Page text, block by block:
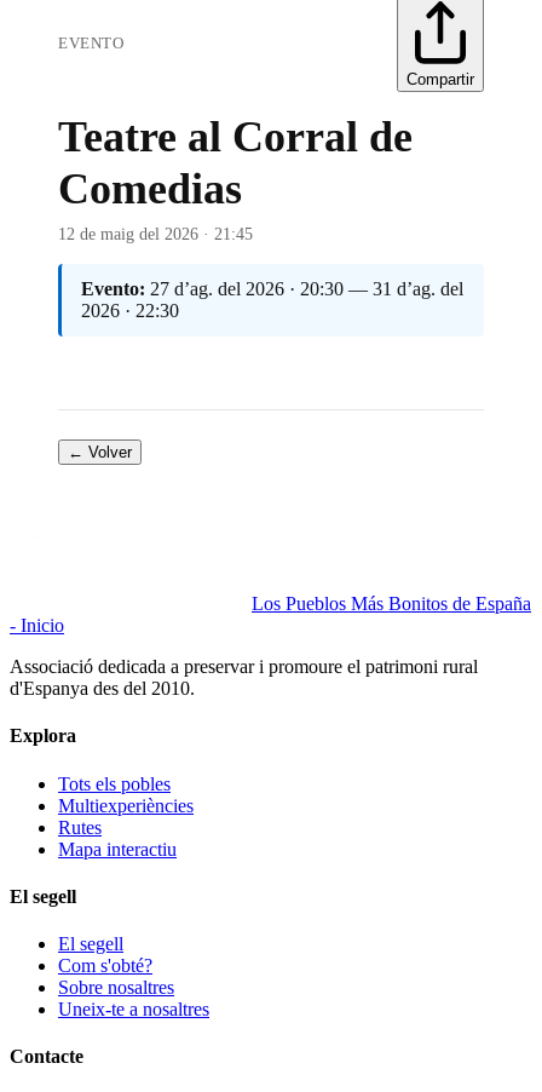
EVENTO
Compartir
Teatre al Corral de
Comedias
12 de maig del 2026 · 21:45
Evento: 27 d’ag. del 2026 · 20:30 — 31 d’ag. del
2026 · 22:30
← Volver
Los Pueblos Más Bonitos de España
- Inicio
Associació dedicada a preservar i promoure el patrimoni rural
d'Espanya des del 2010.
Explora
Tots els pobles
Multiexperiències
Rutes
Mapa interactiu
El segell
El segell
Com s'obté?
Sobre nosaltres
Uneix-te a nosaltres
Contacte